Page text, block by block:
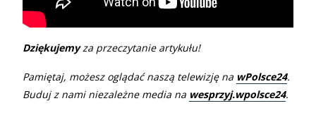
Dziękujemyza przeczytanie artykułu!
Pamiętaj, możesz oglądać naszą telewizję na wPolsce24.
Buduj z nami niezależne media na wesprzyj.wpolsce24.